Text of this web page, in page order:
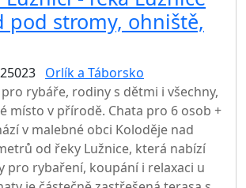
pod stromy, ohniště,
Orlík a Táborsko
rybáře, rodiny s dětmi i všechny,
místo v přírodě. Chata pro 6 osob +
v malebné obci Koloděje nad
od řeky Lužnice, která nabízí
pro rybaření, koupání i relaxaci u